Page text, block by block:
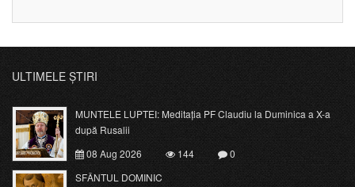
ULTIMELE ȘTIRI
MUNTELE LUPTEI: Meditația PF Claudiu la Duminica a X-a
după Rusalii
08 Aug 2026
144
0
SFÂNTUL DOMINIC